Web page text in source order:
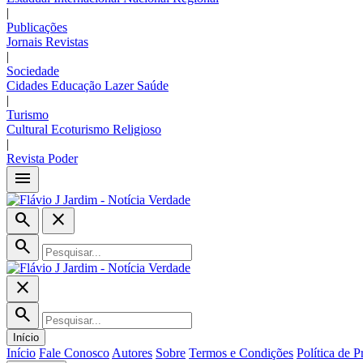
|
Publicações
Jornais Revistas
|
Sociedade
Cidades Educação Lazer Saúde
|
Turismo
Cultural Ecoturismo Religioso
|
Revista Poder
menu
search
close
search
close
search
Início
Início Fale Conosco Autores Sobre Termos e Condições Política de